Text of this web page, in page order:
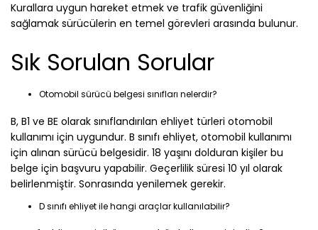
Kurallara uygun hareket etmek ve trafik güvenliğini
sağlamak sürücülerin en temel görevleri arasında bulunur.
Sık Sorulan Sorular
Otomobil sürücü belgesi sınıfları nelerdir?
B, B1 ve BE olarak sınıflandırılan ehliyet türleri otomobil
kullanımı için uygundur. B sınıfı ehliyet, otomobil kullanımı
için alınan sürücü belgesidir. 18 yaşını dolduran kişiler bu
belge için başvuru yapabilir. Geçerlilik süresi 10 yıl olarak
belirlenmiştir. Sonrasında yenilemek gerekir.
D sınıfı ehliyet ile hangi araçlar kullanılabilir?